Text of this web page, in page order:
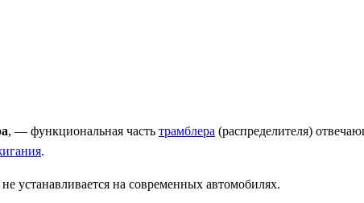
, — функциональная часть трамблера (распределителя)
.
устанавливается на современных автомобилях.